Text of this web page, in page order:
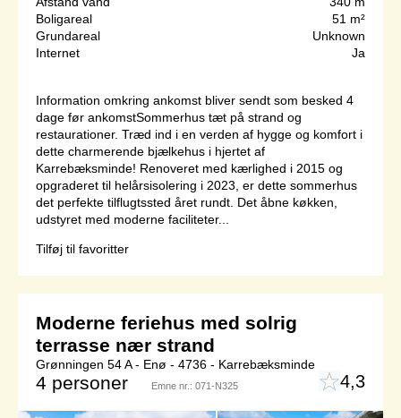
Boligareal
51 m²
Grundareal
Unknown
Internet
Ja
Information omkring ankomst bliver sendt som besked 4
dage før ankomstSommerhus tæt på strand og
restaurationer. Træd ind i en verden af hygge og komfort i
dette charmerende bjælkehus i hjertet af
Karrebæksminde! Renoveret med kærlighed i 2015 og
opgraderet til helårsisolering i 2023, er dette sommerhus
det perfekte tilflugtssted året rundt. Det åbne køkken,
udstyret med moderne faciliteter...
Tilføj til favoritter
Moderne feriehus med solrig
terrasse nær strand
Grønningen 54 A - Enø - 4736 - Karrebæksminde
4 personer Emne nr.: 071-N325 4,3